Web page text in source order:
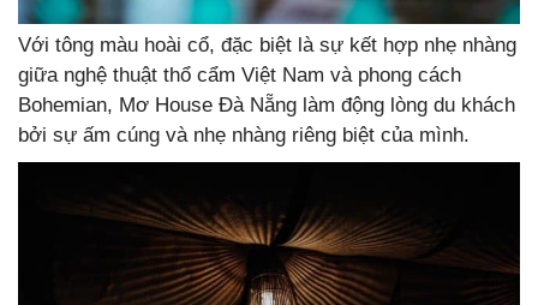
Với tông màu hoài cổ, đặc biệt là sự kết hợp nhẹ nhàng
giữa nghệ thuật thổ cẩm Việt Nam và phong cách
Bohemian, Mơ House Đà Nẵng làm động lòng du khách
bởi sự ấm cúng và nhẹ nhàng riêng biệt của mình.